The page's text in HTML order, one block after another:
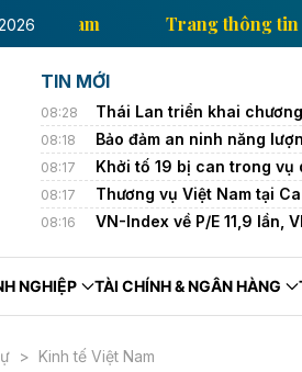
tấn xã Việt Nam Trang
TIN MỚI
08:28 Thái Lan triển khai
08:18 Bảo đảm an ninh năng
08:17 Khởi tố 19 bị can trong vụ
08:17 Thương vụ Việt Nam tại
08:16 VN-Index về P/E 11,9 lần,
NGHIỆP TÀI CHÍNH & NGÂN HÀNG
Kinh tế Việt Nam